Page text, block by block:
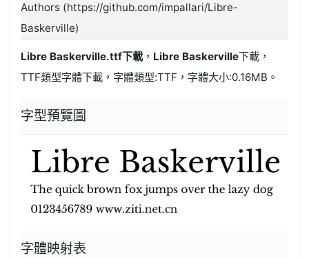
Authors (https://github.com/impallari/Libre-
Baskerville)
Libre Baskerville.ttf下載， Libre Baskerville下載，
TTF類型字體下載，字體類型:TTF ，字體大小:0.16MB。
字型預覽圖
字體映射表